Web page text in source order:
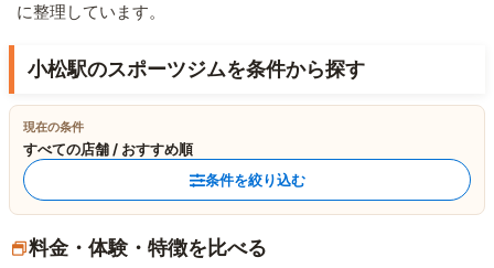
に整理しています。
小松駅のスポーツジムを条件から探す
現在の条件
すべての店舗 / おすすめ順
条件を絞り込む
料金・体験・特徴を比べる